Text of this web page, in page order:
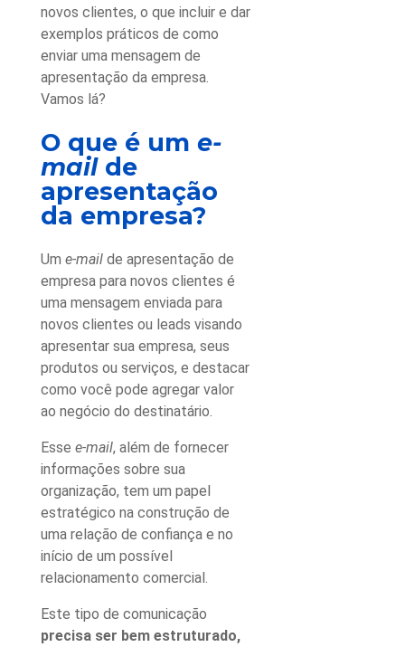
novos clientes, o que incluir e dar
exemplos práticos de como
enviar uma mensagem de
apresentação da empresa.
Vamos lá?
O que é um e-
mail de
apresentação
da empresa?
Um e-mail de apresentação de
empresa para novos clientes é
uma mensagem enviada para
novos clientes ou leads visando
apresentar sua empresa, seus
produtos ou serviços, e destacar
como você pode agregar valor
ao negócio do destinatário.
Esse e-mail, além de fornecer
informações sobre sua
organização, tem um papel
estratégico na construção de
uma relação de confiança e no
início de um possível
relacionamento comercial.
Este tipo de comunicação
precisa ser bem estruturado,